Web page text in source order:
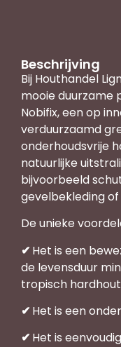
Beschrijving
Bij Houthandel
mooie duurzame
Nobifix, een op
verduurzaamd
onderhoudsvrije
natuurlijke
bijvoorbeeld
gevelbekleding
De unieke
✔ Het is een
de levensduur
tropisch hardhout
✔ Het is een
✔ Het is